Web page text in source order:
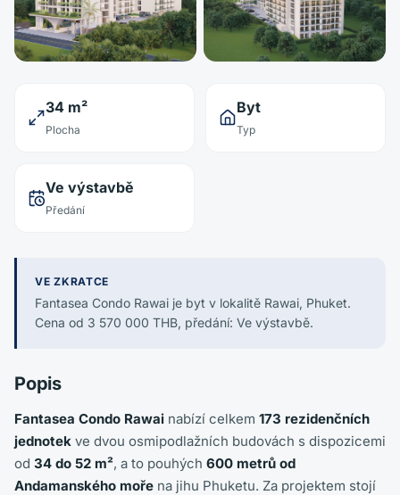
34 m²
Plocha
Byt
Typ
Ve výstavbě
Předání
VE ZKRATCE
Fantasea Condo Rawai je byt v lokalitě Rawai, Phuket.
Cena od 3 570 000 THB, předání: Ve výstavbě.
Popis
Fantasea Condo Rawai nabízí celkem 173 rezidenčních
jednotek ve dvou osmipodlažních budovách s dispozicemi
od 34 do 52 m², a to pouhých 600 metrů od
Andamanského moře na jihu Phuketu. Za projektem stojí